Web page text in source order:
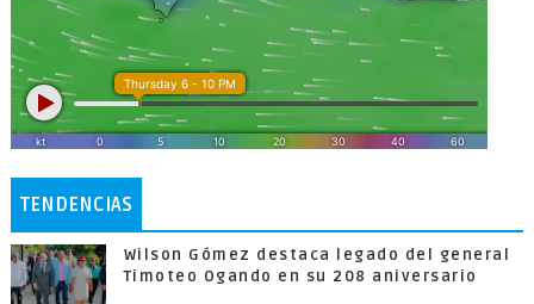
TENDENCIAS
Wilson Gómez destaca legado del general
Timoteo Ogando en su 208 aniversario